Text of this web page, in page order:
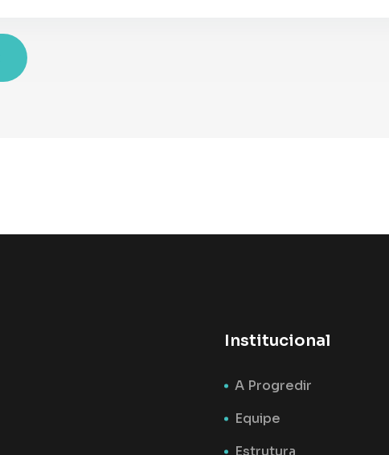
Institucional
A Progredir
Equipe